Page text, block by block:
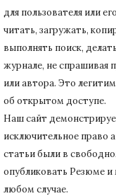
для пользователя или
читать, загружать,
выполнять поиск,
журнале, не спрашивая
или автора. Это
об открытом доступе.
Наш сайт
исключительное право
статьи были в
опубликовать Резюме
любом случае.